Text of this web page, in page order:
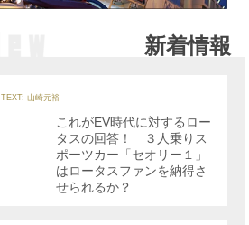
新着情報
TEXT: 山崎元裕
これがEV時代に対するロー
タスの回答！ ３人乗りス
ポーツカー「セオリー１」
はロータスファンを納得さ
せられるか？